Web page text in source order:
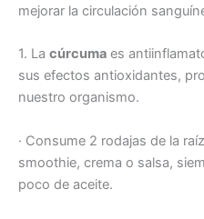
mejorar la circulación
1. La cúrcuma es
sus efectos antioxidantes,
nuestro organismo.
· Consume 2 rodajas de la
smoothie, crema o salsa,
poco de aceite.